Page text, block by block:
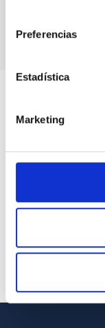
Preferencias
Estadística
Marketing